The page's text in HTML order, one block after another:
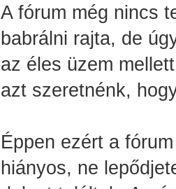
A fórum még nincs
babrálni rajta, de
az éles üzem
azt szeretnénk,
Éppen ezért a
hiányos, ne